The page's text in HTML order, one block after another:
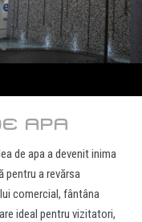
APA
de apa a devenit inima
pentru a revărsa
comercial, fântâna
ideal pentru vizitatori,